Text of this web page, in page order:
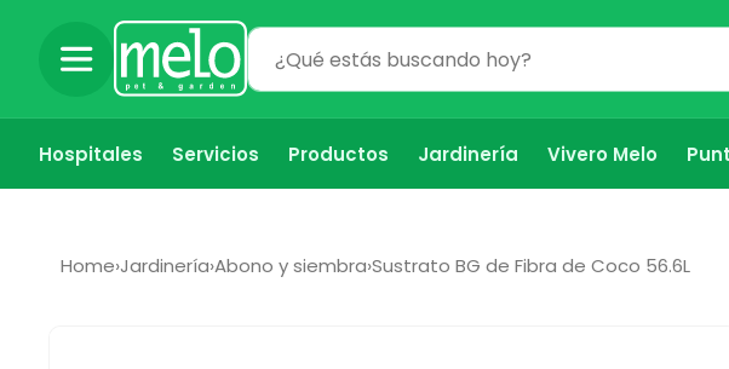
directamente
al contenido
Hospitales Servicios Productos Jardinería Vivero Melo
Home›Jardinería›Abono y siembra›Sustrato BG de Fibra de Coco 56.6L